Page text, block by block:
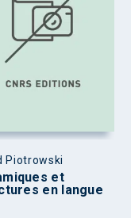
Piotrowski
et
en langue